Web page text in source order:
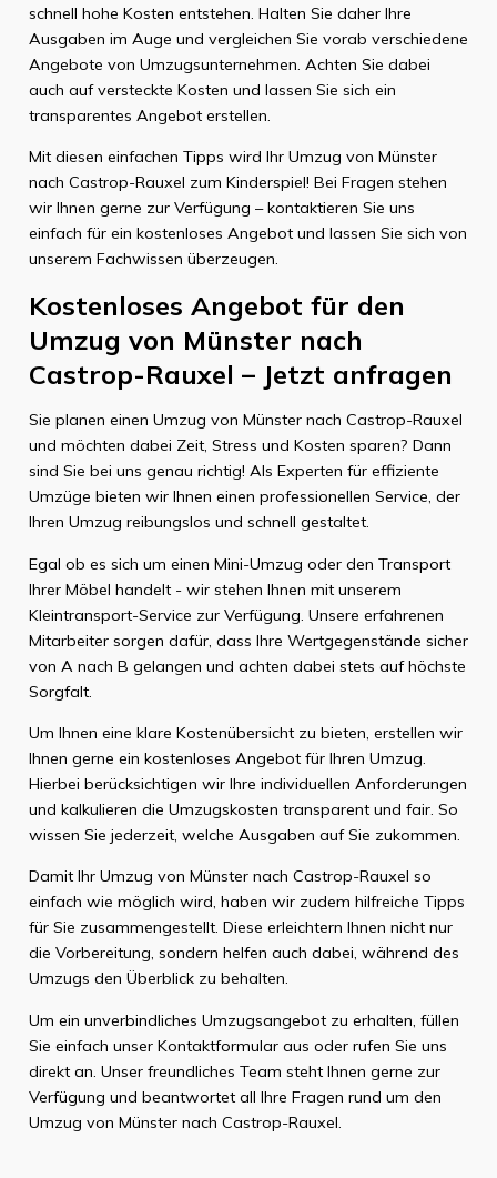
schnell hohe Kosten entstehen. Halten Sie daher Ihre
Ausgaben im Auge und vergleichen Sie vorab verschiedene
Angebote von Umzugsunternehmen. Achten Sie dabei
auch auf versteckte Kosten und lassen Sie sich ein
transparentes Angebot erstellen.
Mit diesen einfachen Tipps wird Ihr Umzug von Münster
nach Castrop-Rauxel zum Kinderspiel! Bei Fragen stehen
wir Ihnen gerne zur Verfügung – kontaktieren Sie uns
einfach für ein kostenloses Angebot und lassen Sie sich von
unserem Fachwissen überzeugen.
Kostenloses Angebot für den
Umzug von Münster nach
Castrop-Rauxel – Jetzt anfragen
Sie planen einen Umzug von Münster nach Castrop-Rauxel
und möchten dabei Zeit, Stress und Kosten sparen? Dann
sind Sie bei uns genau richtig! Als Experten für effiziente
Umzüge bieten wir Ihnen einen professionellen Service, der
Ihren Umzug reibungslos und schnell gestaltet.
Egal ob es sich um einen Mini-Umzug oder den Transport
Ihrer Möbel handelt - wir stehen Ihnen mit unserem
Kleintransport-Service zur Verfügung. Unsere erfahrenen
Mitarbeiter sorgen dafür, dass Ihre Wertgegenstände sicher
von A nach B gelangen und achten dabei stets auf höchste
Sorgfalt.
Um Ihnen eine klare Kostenübersicht zu bieten, erstellen wir
Ihnen gerne ein kostenloses Angebot für Ihren Umzug.
Hierbei berücksichtigen wir Ihre individuellen Anforderungen
und kalkulieren die Umzugskosten transparent und fair. So
wissen Sie jederzeit, welche Ausgaben auf Sie zukommen.
Damit Ihr Umzug von Münster nach Castrop-Rauxel so
einfach wie möglich wird, haben wir zudem hilfreiche Tipps
für Sie zusammengestellt. Diese erleichtern Ihnen nicht nur
die Vorbereitung, sondern helfen auch dabei, während des
Umzugs den Überblick zu behalten.
Um ein unverbindliches Umzugsangebot zu erhalten, füllen
Sie einfach unser Kontaktformular aus oder rufen Sie uns
direkt an. Unser freundliches Team steht Ihnen gerne zur
Verfügung und beantwortet all Ihre Fragen rund um den
Umzug von Münster nach Castrop-Rauxel.